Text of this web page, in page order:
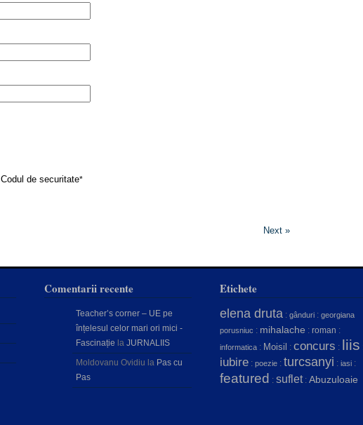
Codul de securitate*
Next »
Comentarii recente
Teacher’s corner – UE pe
înțelesul celor mari ori mici -
Fascinație la JURNALIIS
Moldovanu Ovidiu la Pas cu
Pas
Etichete
elena druta : gânduri : georgiana
porusniuc : mihalache : roman :
informatica : Moisil : concurs : liis
iubire : poezie : turcsanyi : iasi :
featured : suflet: Abuzuloaie